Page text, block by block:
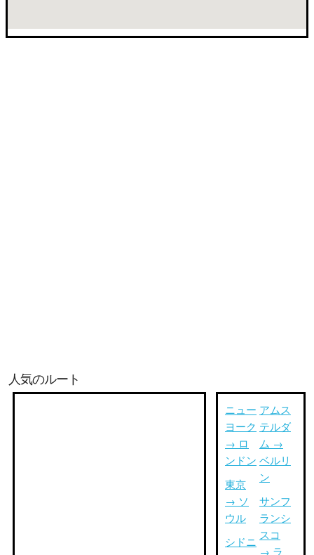
人気のルート
ニュー
ヨーク
→ ロ
ンドン
東京
→ ソ
ウル
シドニ
アムス
テルダ
ム →
ベルリ
ン
サンフ
ランシ
スコ
→ ラ